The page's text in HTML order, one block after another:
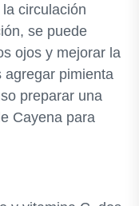
circulación
se puede
ojos y mejorar la
pimienta
preparar una
Cayena para